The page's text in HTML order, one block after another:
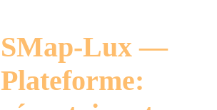
SMap-Lux —
Plateforme: